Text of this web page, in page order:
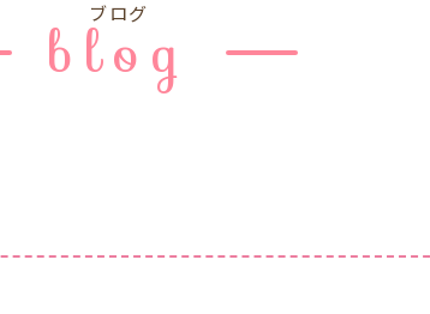
ブログ
blog